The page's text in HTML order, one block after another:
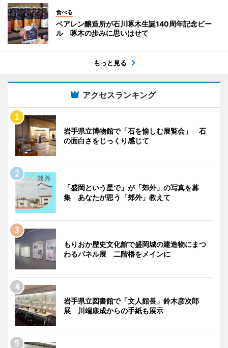
食べる
ベアレン醸造所が石川啄木生誕140周年記念ビー
ル 啄木の歩みに思いはせて
もっと見る
アクセスランキング
岩手県立博物館で「石を愉しむ展覧会」 石
の面白さをじっくり感じて
「盛岡という星で」が「郊外」の写真を募
集 あなたが思う「郊外」教えて
もりおか歴史文化館で盛岡城の建造物にまつ
わるパネル展 二階櫓をメインに
岩手県立図書館で「文人館長」鈴木彦次郎
展 川端康成からの手紙も展示